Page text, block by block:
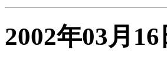
2002年03月16